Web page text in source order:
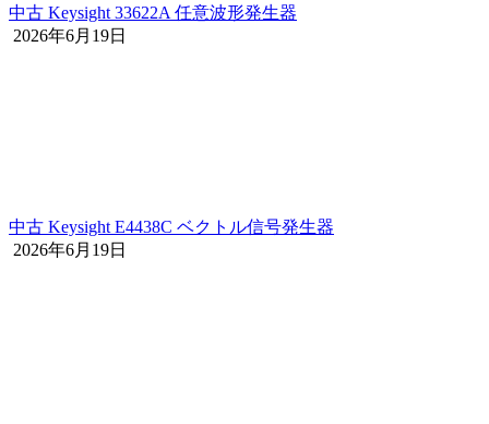
中古 Keysight 33622A 任意波形発生器
2026年6月19日
中古 Keysight E4438C ベクトル信号発生器
2026年6月19日